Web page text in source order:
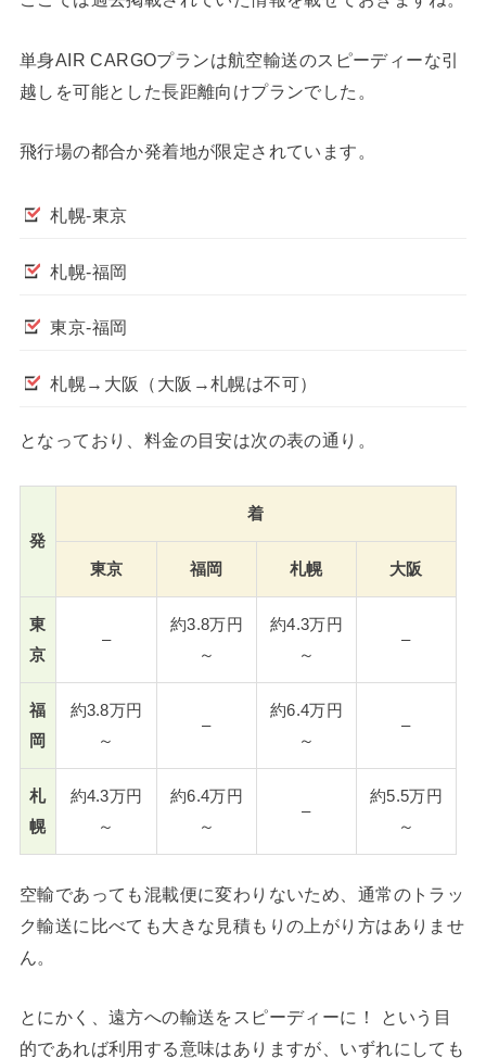
単身AIR CARGOプランは航空輸送のスピーディーな引
越しを可能とした長距離向けプランでした。
飛行場の都合か発着地が限定されています。
札幌-東京
札幌-福岡
東京-福岡
札幌→大阪（大阪→札幌は不可）
となっており、料金の目安は次の表の通り。
発
着
東京 福岡 札幌 大阪
東
京
–
約3.8万円
～
約4.3万円
～
–
福
岡
約3.8万円
～
–
約6.4万円
～
–
札
幌
約4.3万円
～
約6.4万円
～
–
約5.5万円
～
空輸であっても混載便に変わりないため、通常のトラッ
ク輸送に比べても大きな見積もりの上がり方はありませ
ん。
とにかく、遠方への輸送をスピーディーに！ という目
的であれば利用する意味はありますが、いずれにしても